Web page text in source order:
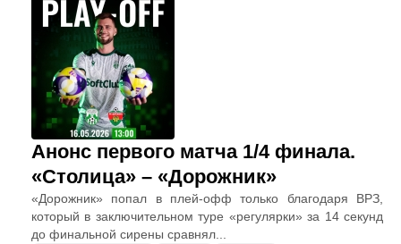
Анонс первого матча 1/4 финала.
«Столица» – «Дорожник»
«Дорожник» попал в плей-офф только благодаря ВРЗ,
который в заключительном туре «регулярки» за 14 секунд
до финальной сирены сравнял...